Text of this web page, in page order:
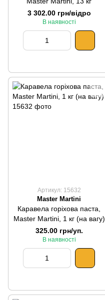
3 302.00 грн/відро
В наявності
Артикул: 15632
Master Martini
Каравела горіхова паста,
Master Martini, 1 кг (на вагу)
325.00 грн/уп.
В наявності